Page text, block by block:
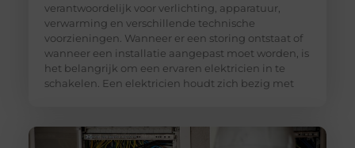
verantwoordelijk voor verlichting, apparatuur,
verwarming en verschillende technische
voorzieningen. Wanneer er een storing ontstaat of
wanneer een installatie aangepast moet worden, is
het belangrijk om een ervaren elektricien in te
schakelen. Een elektricien houdt zich bezig met